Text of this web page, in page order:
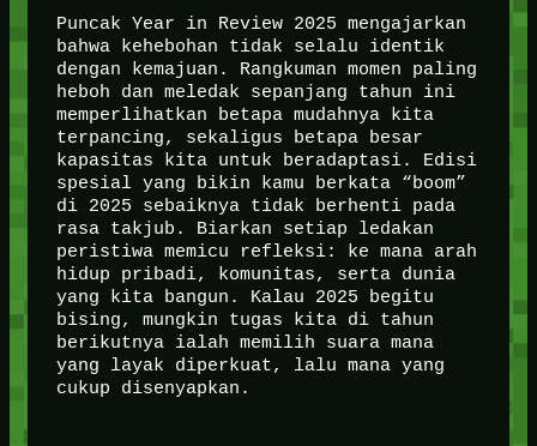
Puncak Year in Review 2025 mengajarkan
bahwa kehebohan tidak selalu identik
dengan kemajuan. Rangkuman momen paling
heboh dan meledak sepanjang tahun ini
memperlihatkan betapa mudahnya kita
terpancing, sekaligus betapa besar
kapasitas kita untuk beradaptasi. Edisi
spesial yang bikin kamu berkata “boom”
di 2025 sebaiknya tidak berhenti pada
rasa takjub. Biarkan setiap ledakan
peristiwa memicu refleksi: ke mana arah
hidup pribadi, komunitas, serta dunia
yang kita bangun. Kalau 2025 begitu
bising, mungkin tugas kita di tahun
berikutnya ialah memilih suara mana
yang layak diperkuat, lalu mana yang
cukup disenyapkan.